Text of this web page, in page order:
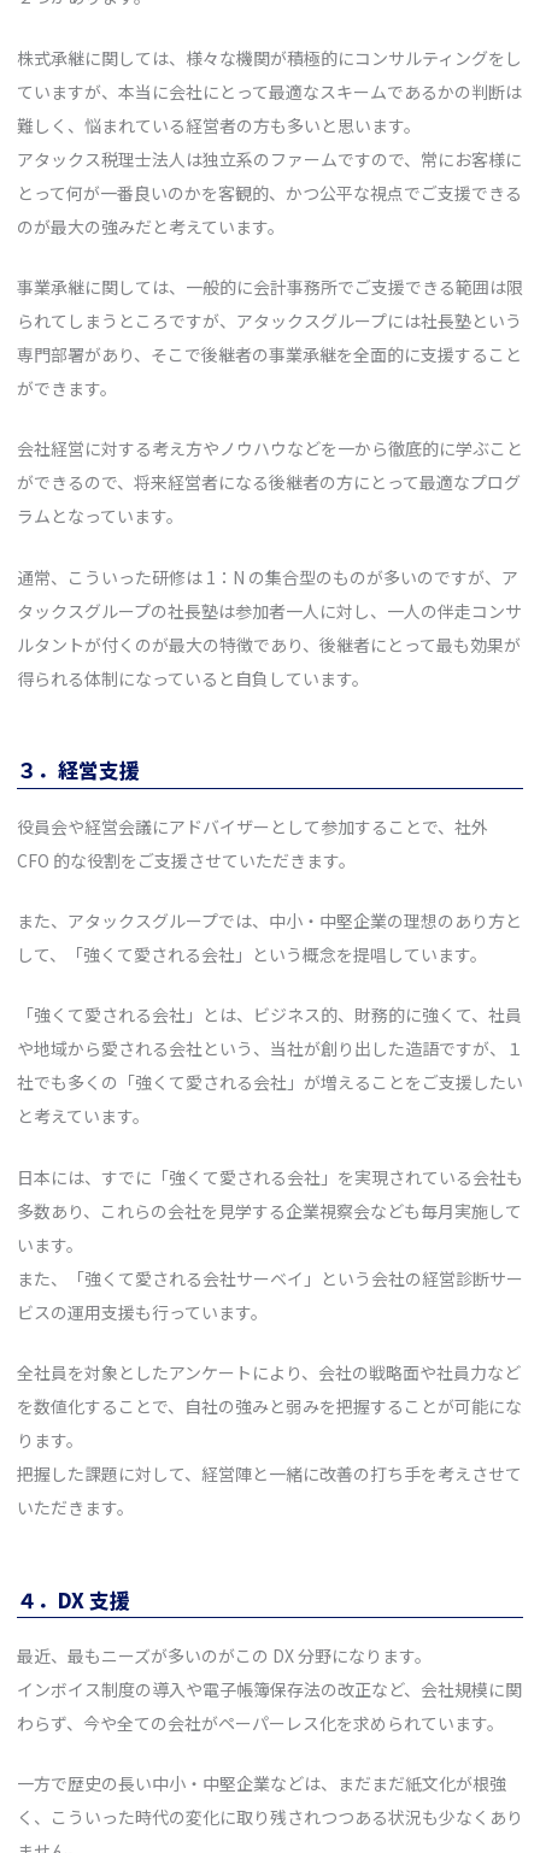
株式承継に関しては、様々な機関が積極的にコンサルティングをし
ていますが、本当に会社にとって最適なスキームであるかの判断は
難しく、悩まれている経営者の方も多いと思います。
アタックス税理士法人は独立系のファームですので、常にお客様に
とって何が一番良いのかを客観的、かつ公平な視点でご支援できる
のが最大の強みだと考えています。
事業承継に関しては、一般的に会計事務所でご支援できる範囲は限
られてしまうところですが、アタックスグループには社長塾という
専門部署があり、そこで後継者の事業承継を全面的に支援すること
ができます。
会社経営に対する考え方やノウハウなどを一から徹底的に学ぶこと
ができるので、将来経営者になる後継者の方にとって最適なプログ
ラムとなっています。
通常、こういった研修は 1：N の集合型のものが多いのですが、ア
タックスグループの社長塾は参加者一人に対し、一人の伴走コンサ
ルタントが付くのが最大の特徴であり、後継者にとって最も効果が
得られる体制になっていると自負しています。
３．経営支援
役員会や経営会議にアドバイザーとして参加することで、社外
CFO 的な役割をご支援させていただきます。
また、アタックスグループでは、中小・中堅企業の理想のあり方と
して、「強くて愛される会社」という概念を提唱しています。
「強くて愛される会社」とは、ビジネス的、財務的に強くて、社員
や地域から愛される会社という、当社が創り出した造語ですが、１
社でも多くの「強くて愛される会社」が増えることをご支援したい
と考えています。
日本には、すでに「強くて愛される会社」を実現されている会社も
多数あり、これらの会社を見学する企業視察会なども毎月実施して
います。
また、「強くて愛される会社サーベイ」という会社の経営診断サー
ビスの運用支援も行っています。
全社員を対象としたアンケートにより、会社の戦略面や社員力など
を数値化することで、自社の強みと弱みを把握することが可能にな
ります。
把握した課題に対して、経営陣と一緒に改善の打ち手を考えさせて
いただきます。
４．DX 支援
最近、最もニーズが多いのがこの DX 分野になります。
インボイス制度の導入や電子帳簿保存法の改正など、会社規模に関
わらず、今や全ての会社がペーパーレス化を求められています。
一方で歴史の長い中小・中堅企業などは、まだまだ紙文化が根強
く、こういった時代の変化に取り残されつつある状況も少なくあり